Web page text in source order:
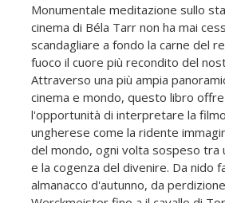
Monumentale meditazione sullo
cinema di Béla Tarr non ha mai
scandagliare a fondo la carne del
fuoco il cuore più recondito del
Attraverso una più ampia
cinema e mondo, questo libro
l'opportunità di interpretare la
ungherese come la ridente
del mondo, ogni volta sospeso tra
e la cogenza del divenire. Da nido
almanacco d'autunno, da